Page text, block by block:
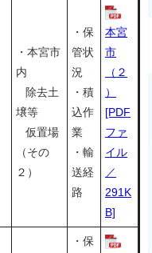
・本宮市
内
除去土
壌等
仮置場
（その
２）
・保
管状
況
・積
込作
業
・輸
送経
路
本宮
市
（２
）
[PDF
ファ
イル
／
291K
B]
・保